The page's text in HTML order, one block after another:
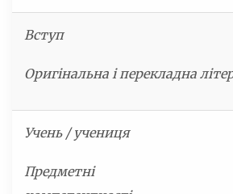
Вступ
Оригінальна і перекладна
Учень / учениця
Предметні